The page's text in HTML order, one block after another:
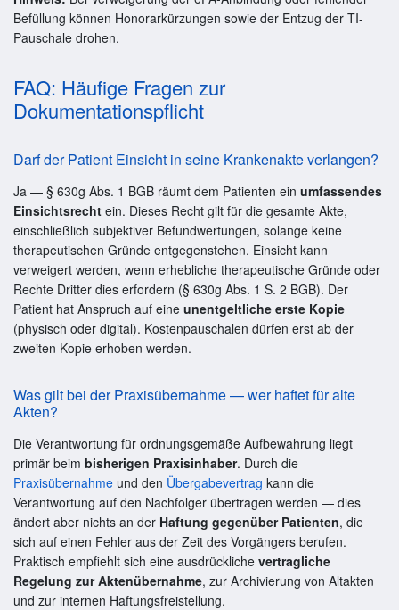
Befüllung können Honorarkürzungen sowie der Entzug der TI-
Pauschale drohen.
FAQ: Häufige Fragen zur
Dokumentationspflicht
Darf der Patient Einsicht in seine Krankenakte verlangen?
Ja — § 630g Abs. 1 BGB räumt dem Patienten ein umfassendes
Einsichtsrecht ein. Dieses Recht gilt für die gesamte Akte,
einschließlich subjektiver Befundwertungen, solange keine
therapeutischen Gründe entgegenstehen. Einsicht kann
verweigert werden, wenn erhebliche therapeutische Gründe oder
Rechte Dritter dies erfordern (§ 630g Abs. 1 S. 2 BGB). Der
Patient hat Anspruch auf eine unentgeltliche erste Kopie
(physisch oder digital). Kostenpauschalen dürfen erst ab der
zweiten Kopie erhoben werden.
Was gilt bei der Praxisübernahme — wer haftet für alte
Akten?
Die Verantwortung für ordnungsgemäße Aufbewahrung liegt
primär beim bisherigen Praxisinhaber. Durch die
Praxisübernahme und den Übergabevertrag kann die
Verantwortung auf den Nachfolger übertragen werden — dies
ändert aber nichts an der Haftung gegenüber Patienten, die
sich auf einen Fehler aus der Zeit des Vorgängers berufen.
Praktisch empfiehlt sich eine ausdrückliche vertragliche
Regelung zur Aktenübernahme, zur Archivierung von Altakten
und zur internen Haftungsfreistellung.